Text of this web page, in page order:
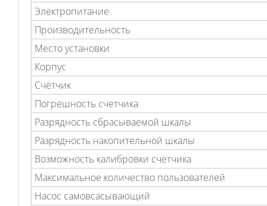
Электропитание
Производительность
Место установки
Корпус
Счётчик
Погрешность счетчика
Разрядность сбрасываемой шкалы
Разрядность накопительной шкалы
Возможность калибровки счетчика
Максимальное количество пользователей
Насос самовсасывающий